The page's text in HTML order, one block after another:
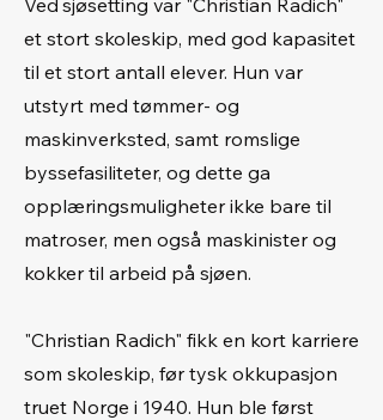
​Ved sjøsetting var "Christian Radich"
et stort skoleskip, med god kapasitet
til et stort antall elever. Hun var
utstyrt med tømmer- og
maskinverksted, samt romslige
byssefasiliteter, og dette ga
opplæringsmuligheter ikke bare til
matroser, men også maskinister og
kokker til arbeid på sjøen.
"Christian Radich" fikk en kort karriere
som skoleskip, før tysk okkupasjon
truet Norge i 1940. Hun ble først